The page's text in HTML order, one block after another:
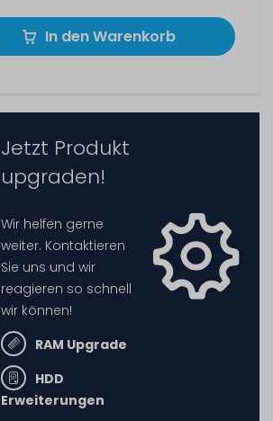
In den Warenkorb
Jetzt Produkt
upgraden!
Wir helfen gerne
weiter. Kontaktieren
Sie uns und wir
reagieren so schnell
wir können!
RAM Upgrade
HDD
Erweiterungen